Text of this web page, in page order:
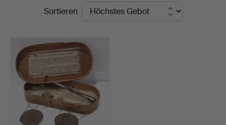
EndpreiseSortieren